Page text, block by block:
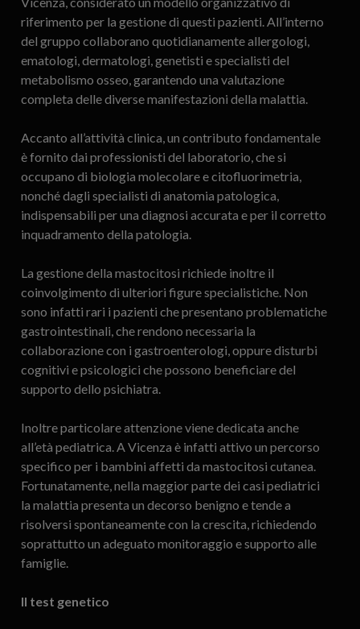
riferimento per la gestione di questi pazienti. All’interno
del gruppo collaborano quotidianamente allergologi,
ematologi, dermatologi, genetisti e specialisti del
metabolismo osseo, garantendo una valutazione
completa delle diverse manifestazioni della malattia.
Accanto all’attività clinica, un contributo fondamentale
è fornito dai professionisti del laboratorio, che si
occupano di biologia molecolare e citofluorimetria,
nonché dagli specialisti di anatomia patologica,
indispensabili per una diagnosi accurata e per il corretto
inquadramento della patologia.
La gestione della mastocitosi richiede inoltre il
coinvolgimento di ulteriori figure specialistiche. Non
sono infatti rari i pazienti che presentano problematiche
gastrointestinali, che rendono necessaria la
collaborazione con i gastroenterologi, oppure disturbi
cognitivi e psicologici che possono beneficiare del
supporto dello psichiatra.
Inoltre particolare attenzione viene dedicata anche
all’età pediatrica. A Vicenza è infatti attivo un percorso
specifico per i bambini affetti da mastocitosi cutanea.
Fortunatamente, nella maggior parte dei casi pediatrici
la malattia presenta un decorso benigno e tende a
risolversi spontaneamente con la crescita, richiedendo
soprattutto un adeguato monitoraggio e supporto alle
famiglie.
Il test genetico